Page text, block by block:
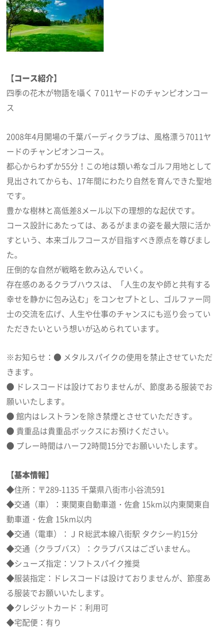
【コース紹介】
四季の花木が物語を囁く７011ヤードのチャンピオンコー
ス
2008年4月開場の千葉バーディクラブは、風格漂う7011ヤ
ードのチャンピオンコース。
都心からわずか55分！この地は類い希なゴルフ用地として
見出されてからも、17年間にわたり自然を育んできた聖地
です。
豊かな樹林と高低差8メール以下の理想的な起伏です。
コース設計にあたっては、あるがままの姿を最大限に活か
すという、本来ゴルフコースが目指すべき原点を尊びまし
た。
圧倒的な自然が戦略を飲み込んでいく。
存在感のあるクラブハウスは、「人生の友や師と共有する
幸せを静かに包み込む」をコンセプトとし、ゴルファー同
士の交流を広げ、人生や仕事のチャンスにも巡り会ってい
ただきたいという想いが込められています。
※お知らせ：● メタルスパイクの使用を禁止させていただ
きます。
● ドレスコードは設けておりませんが、節度ある服装でお
願いいたします。
● 館内はレストランを除き禁煙とさせていただきす。
● 貴重品は貴重品ボックスにお預けください。
● プレー時間はハーフ2時間15分でお願いいたします。
【基本情報】
◆住所：〒289-1135 千葉県八街市小谷流591
◆交通（車）：東関東自動車道・佐倉 15km以内東関東自
動車道・佐倉 15km以内
◆交通（電車）：ＪＲ総武本線八街駅 タクシー約15分
◆交通（クラブバス）：クラブバスはございません。
◆シューズ指定：ソフトスパイク推奨
◆服装指定：ドレスコードは設けておりませんが、節度あ
る服装でお願いいたします。
◆クレジットカード：利用可
◆宅配便：有り